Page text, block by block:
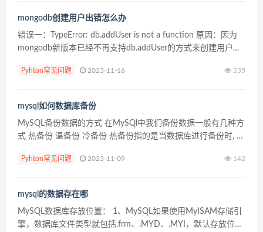
mongodb创建用户出错怎么办
错误一：TypeError: db.addUser is not a function 原因：因为
mongodb新版本已经不再支持db.addUser的方式来创建用户可
Pyhton常见问题 2023-11-16 235
mysql如何数据库备份
MySQL备份数据的方式 在MySQl中我们备份数据一般有几种方
式 热备份 温备份 冷备份 热备份指的是当数据库进行备份时, 数
时, ...
Pyhton常见问题 2023-11-09 142
mysql的数据存在哪
MySQL数据库存放位置： 1、MySQL如果使用MyISAM存储引
擎，数据库文件类型就包括.frm、.MYD、.MYI，默认存放位置